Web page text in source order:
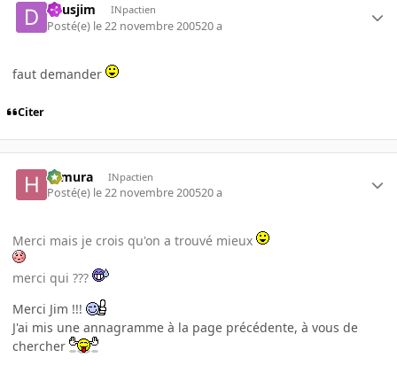
deusjim INpactien
Posté(e) le 22 novembre 200520 a
faut demander
Citer
Himura INpactien
Posté(e) le 22 novembre 200520 a
Merci mais je crois qu'on a trouvé mieux
merci qui ???
Merci Jim !!!
J'ai mis une annagramme à la page précédente, à vous de
chercher